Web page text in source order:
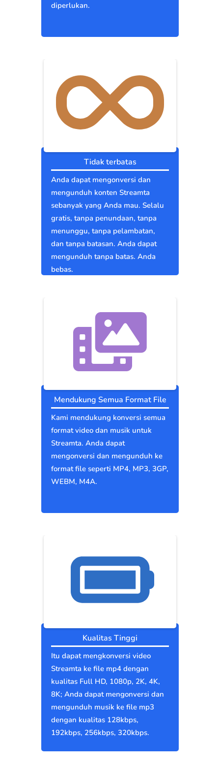
diperlukan.
Tidak terbatas
Anda dapat mengonversi dan
mengunduh konten Streamta
sebanyak yang Anda mau. Selalu
gratis, tanpa penundaan, tanpa
menunggu, tanpa pelambatan,
dan tanpa batasan. Anda dapat
mengunduh tanpa batas. Anda
bebas.
Mendukung Semua Format File
Kami mendukung konversi semua
format video dan musik untuk
Streamta. Anda dapat
mengonversi dan mengunduh ke
format file seperti MP4, MP3, 3GP,
WEBM, M4A.
Kualitas Tinggi
Itu dapat mengkonversi video
Streamta ke file mp4 dengan
kualitas Full HD, 1080p, 2K, 4K,
8K; Anda dapat mengonversi dan
mengunduh musik ke file mp3
dengan kualitas 128kbps,
192kbps, 256kbps, 320kbps.